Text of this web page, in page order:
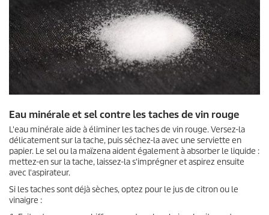
Eau minérale et sel contre les taches de vin rouge
L'eau minérale aide à éliminer les taches de vin rouge. Versez-la
délicatement sur la tache, puis séchez-la avec une serviette en
papier. Le sel ou la maïzena aident également à absorber le liquide :
mettez-en sur la tache, laissez-la s'imprégner et aspirez ensuite
avec l'aspirateur.
Si les taches sont déjà sèches, optez pour le jus de citron ou le
vinaigre :